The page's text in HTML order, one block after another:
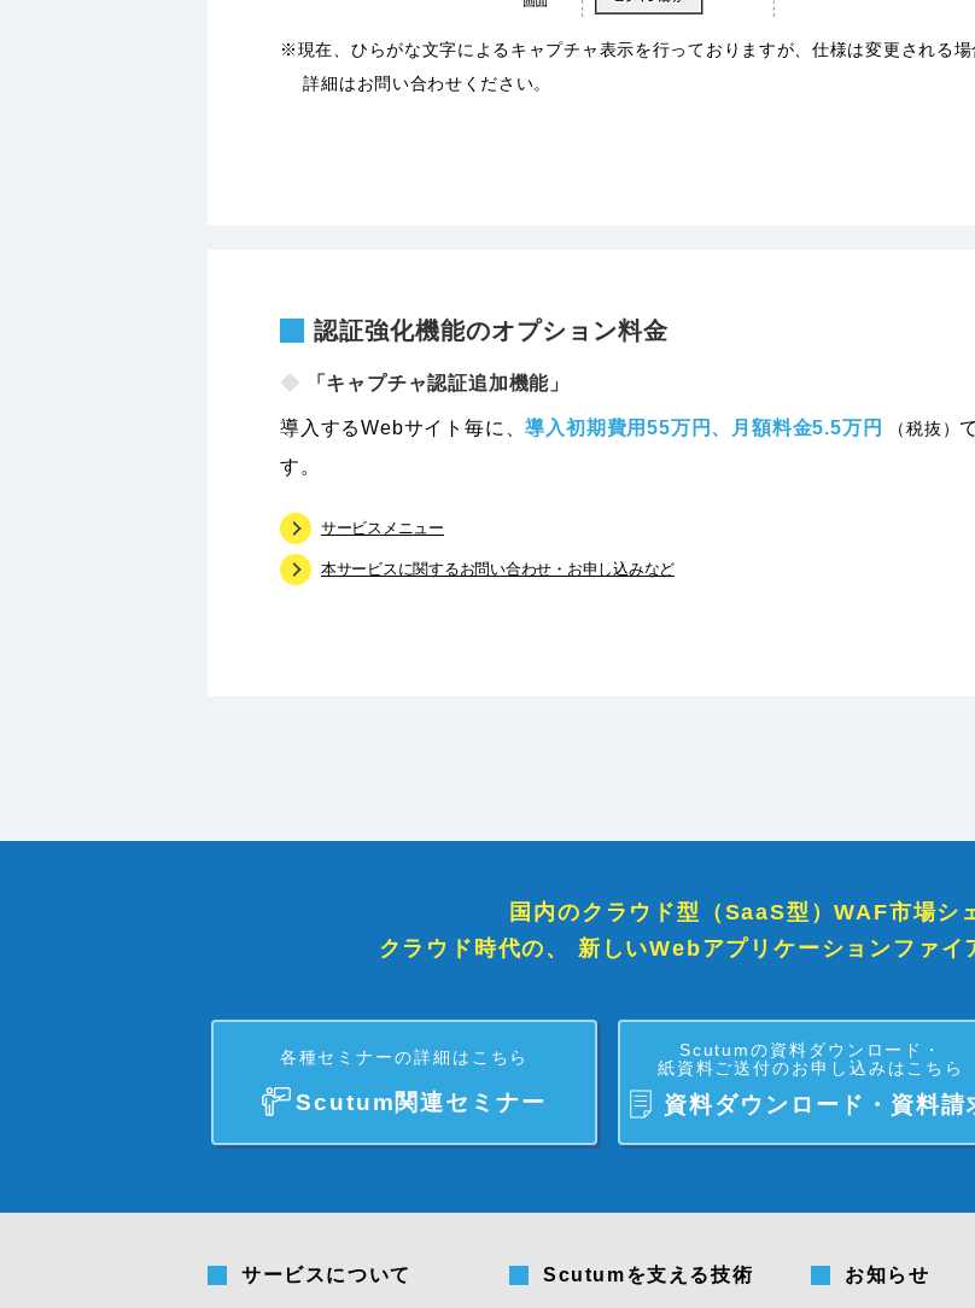
※現在、ひらがな文字によるキャプチャ表示を行っておりますが、仕様は変更される場
詳細はお問い合わせください。
認証強化機能のオプション料金
◆ 「キャプチャ認証追加機能」
導入するWebサイト毎に、導入初期費用55万円、月額料金5.5万円 （税抜）
す。
サービスメニュー
本サービスに関するお問い合わせ・お申し込みなど
国内のクラウド型（SaaS型）WAF市場シ
クラウド時代の、
新しいWebアプリケーションファ
各種セミナーの詳細はこちら
Scutum関連セミナー
Scutumの資料ダウンロード・
紙資料ご送付のお申し込みはこちら
資料ダウンロード・資料請
サービスについて Scutumを支える技術 お知らせ